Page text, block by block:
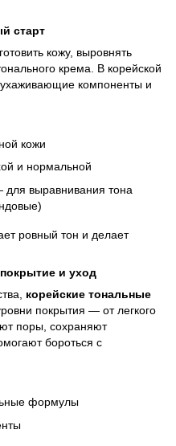
старт
кожу, выровнять
крема. В корейской
ухаживающие компоненты и
кожи
и нормальной
выравнивания тона
ровный тон и делает
и уход
корейские тональные
покрытия — от легкого
поры, сохраняют
бороться с
формулы